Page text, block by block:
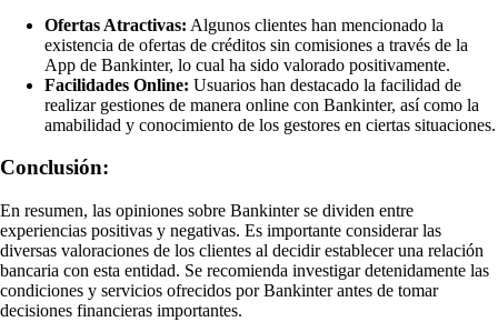
Ofertas Atractivas: Algunos clientes han mencionado la
existencia de ofertas de créditos sin comisiones a través de la
App de Bankinter, lo cual ha sido valorado positivamente.
Facilidades Online: Usuarios han destacado la facilidad de
realizar gestiones de manera online con Bankinter, así como la
amabilidad y conocimiento de los gestores en ciertas situaciones.
Conclusión:
En resumen, las opiniones sobre Bankinter se dividen entre
experiencias positivas y negativas. Es importante considerar las
diversas valoraciones de los clientes al decidir establecer una relación
bancaria con esta entidad. Se recomienda investigar detenidamente las
condiciones y servicios ofrecidos por Bankinter antes de tomar
decisiones financieras importantes.